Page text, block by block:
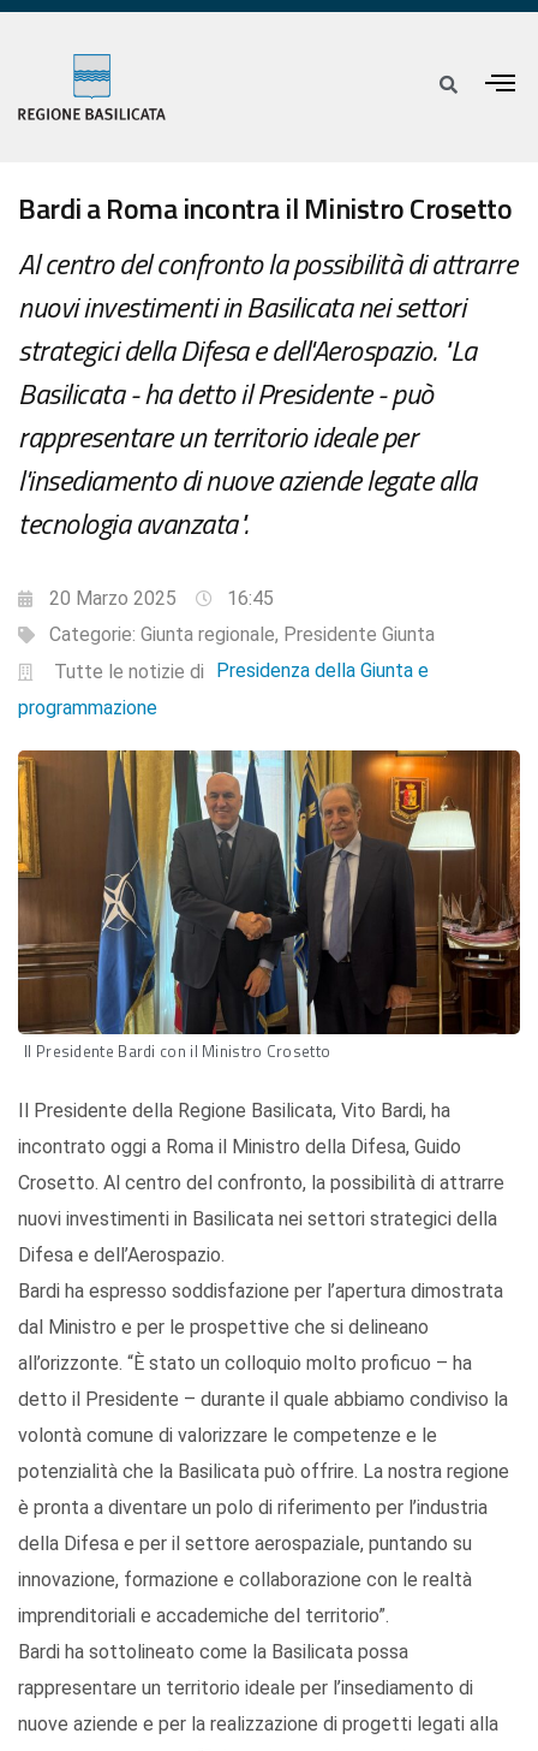
Bardi a Roma incontra il Ministro Crosetto
Al centro del confronto la possibilità di attrarre
nuovi investimenti in Basilicata nei settori
strategici della Difesa e dell'Aerospazio. "La
Basilicata - ha detto il Presidente - può
rappresentare un territorio ideale per
l'insediamento di nuove aziende legate alla
tecnologia avanzata".
20 Marzo 2025
16:45
Categorie: Giunta regionale, Presidente Giunta
Tutte le notizie di
Presidenza della Giunta e
programmazione
Il Presidente Bardi con il Ministro Crosetto
Il Presidente della Regione Basilicata, Vito Bardi, ha
incontrato oggi a Roma il Ministro della Difesa, Guido
Crosetto. Al centro del confronto, la possibilità di attrarre
nuovi investimenti in Basilicata nei settori strategici della
Difesa e dell’Aerospazio.
Bardi ha espresso soddisfazione per l’apertura dimostrata
dal Ministro e per le prospettive che si delineano
all’orizzonte. “È stato un colloquio molto proficuo – ha
detto il Presidente – durante il quale abbiamo condiviso la
volontà comune di valorizzare le competenze e le
potenzialità che la Basilicata può offrire. La nostra regione
è pronta a diventare un polo di riferimento per l’industria
della Difesa e per il settore aerospaziale, puntando su
innovazione, formazione e collaborazione con le realtà
imprenditoriali e accademiche del territorio”.
Bardi ha sottolineato come la Basilicata possa
rappresentare un territorio ideale per l’insediamento di
nuove aziende e per la realizzazione di progetti legati alla